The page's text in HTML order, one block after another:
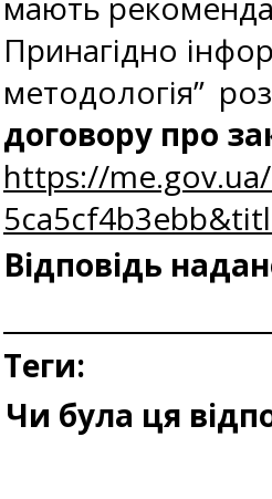
Принагідно
методологія”
договору про
https://
Відповідь
Теги:
Чи була ця